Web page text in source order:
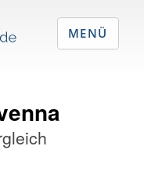
MENÜ